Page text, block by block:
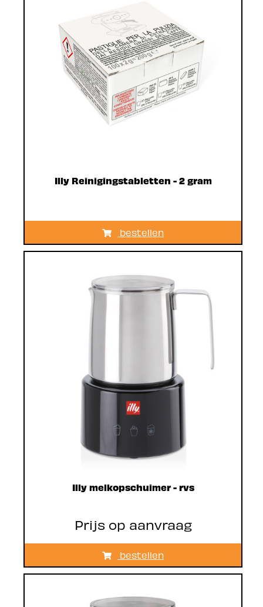
Illy Reinigingstabletten - 2 gram
bestellen
Illy melkopschuimer - rvs
Prijs op aanvraag
bestellen